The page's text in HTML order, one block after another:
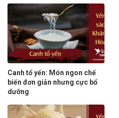
Canh tổ yến: Món ngon chế
biến đơn giản nhưng cực bổ
dưỡng